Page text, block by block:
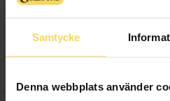
Samtycke
Denna webbplats använder
Höjd ca (mm)